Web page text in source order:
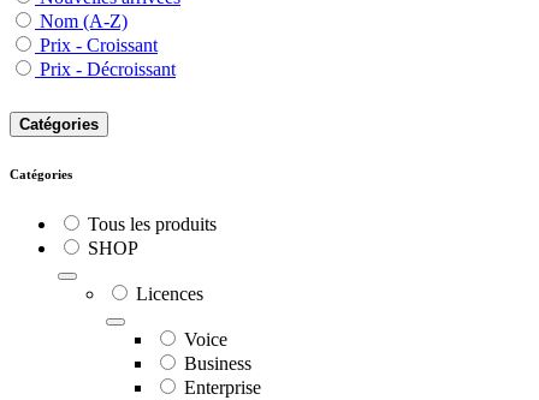
Nom (A-Z)
Prix - Croissant
Prix - Décroissant
Catégories
Catégories
Tous les produits
SHOP
Licences
Voice
Business
Enterprise